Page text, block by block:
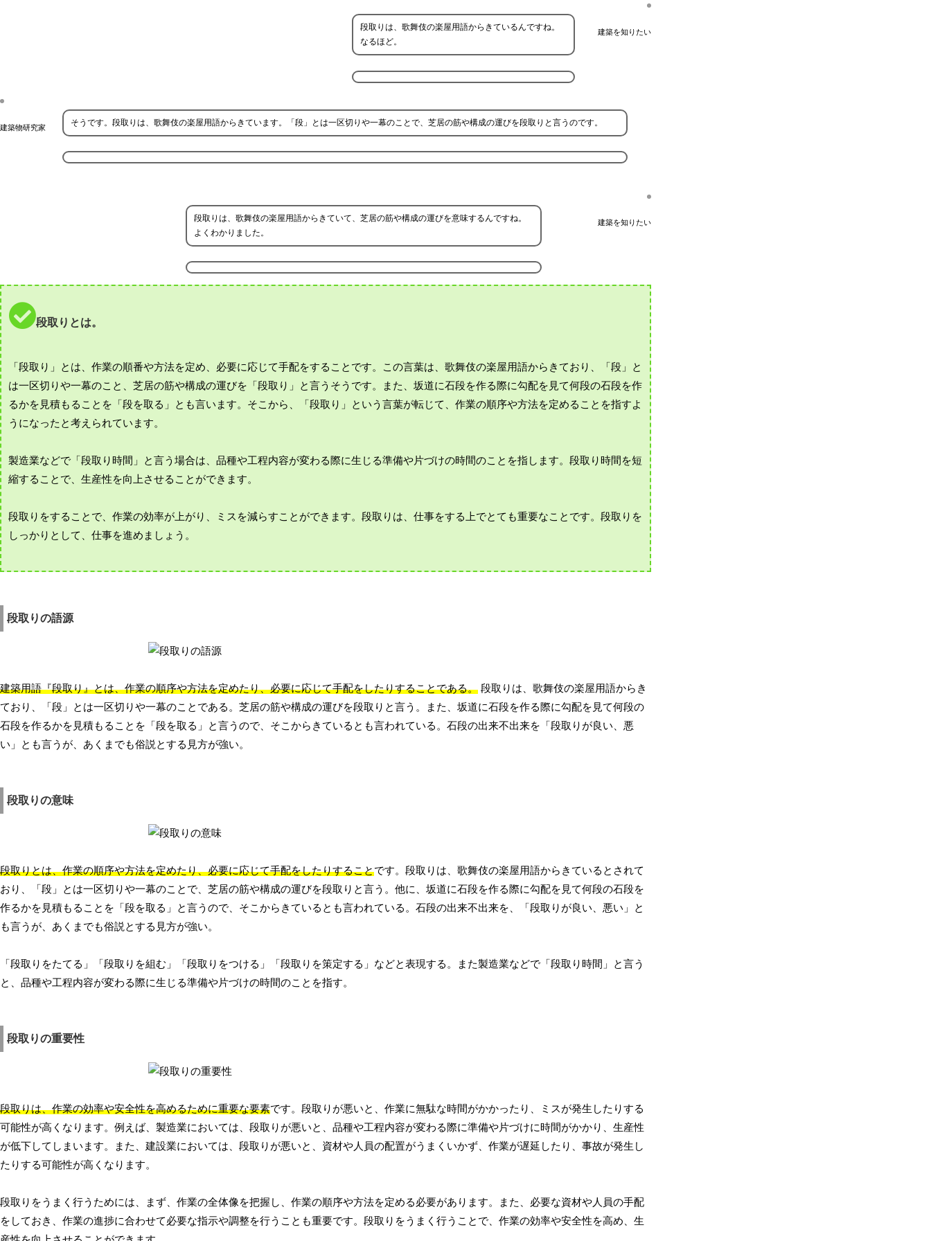
建築を知りたい
段取りは、歌舞伎の楽屋用語からきているんですね。
なるほど。
建築物研究家 そうです。段取りは、歌舞伎の楽屋用語からきています。「段」とは一区切りや一幕のことで、芝居の筋や構成の運びを段取りと言うのです。
建築を知りたい
段取りは、歌舞伎の楽屋用語からきていて、芝居の筋や構成の運びを意味するんですね。
よくわかりました。
段取りとは。
「段取り」とは、作業の順番や方法を定め、必要に応じて手配をすることです。この言葉は、歌舞伎の楽屋用語からきており、「段」と
は一区切りや一幕のこと、芝居の筋や構成の運びを「段取り」と言うそうです。また、坂道に石段を作る際に勾配を見て何段の石段を作
るかを見積もることを「段を取る」とも言います。そこから、「段取り」という言葉が転じて、作業の順序や方法を定めることを指すよ
うになったと考えられています。
製造業などで「段取り時間」と言う場合は、品種や工程内容が変わる際に生じる準備や片づけの時間のことを指します。段取り時間を短
縮することで、生産性を向上させることができます。
段取りをすることで、作業の効率が上がり、ミスを減らすことができます。段取りは、仕事をする上でとても重要なことです。段取りを
しっかりとして、仕事を進めましょう。
段取りの語源
建築用語『段取り』とは、作業の順序や方法を定めたり、必要に応じて手配をしたりすることである。 段取りは、歌舞伎の楽屋用語からき
ており、「段」とは一区切りや一幕のことである。芝居の筋や構成の運びを段取りと言う。また、坂道に石段を作る際に勾配を見て何段の
石段を作るかを見積もることを「段を取る」と言うので、そこからきているとも言われている。石段の出来不出来を「段取りが良い、悪
い」とも言うが、あくまでも俗説とする見方が強い。
段取りの意味
段取りとは、作業の順序や方法を定めたり、必要に応じて手配をしたりすることです。段取りは、歌舞伎の楽屋用語からきているとされて
おり、「段」とは一区切りや一幕のことで、芝居の筋や構成の運びを段取りと言う。他に、坂道に石段を作る際に勾配を見て何段の石段を
作るかを見積もることを「段を取る」と言うので、そこからきているとも言われている。石段の出来不出来を、「段取りが良い、悪い」と
も言うが、あくまでも俗説とする見方が強い。
「段取りをたてる」「段取りを組む」「段取りをつける」「段取りを策定する」などと表現する。また製造業などで「段取り時間」と言う
と、品種や工程内容が変わる際に生じる準備や片づけの時間のことを指す。
段取りの重要性
段取りは、作業の効率や安全性を高めるために重要な要素です。段取りが悪いと、作業に無駄な時間がかかったり、ミスが発生したりする
可能性が高くなります。例えば、製造業においては、段取りが悪いと、品種や工程内容が変わる際に準備や片づけに時間がかかり、生産性
が低下してしまいます。また、建設業においては、段取りが悪いと、資材や人員の配置がうまくいかず、作業が遅延したり、事故が発生し
たりする可能性が高くなります。
段取りをうまく行うためには、まず、作業の全体像を把握し、作業の順序や方法を定める必要があります。また、必要な資材や人員の手配
をしておき、作業の進捗に合わせて必要な指示や調整を行うことも重要です。段取りをうまく行うことで、作業の効率や安全性を高め、生